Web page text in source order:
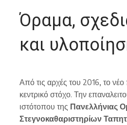
Όραμα,
και
Από τις αρχές του 2016, το
κεντρικό στόχο. Την
ιστότοπου της Πανελλήνιας
Στεγνοκαθαριστηρίων